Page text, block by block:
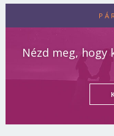
Nézd meg, hogy